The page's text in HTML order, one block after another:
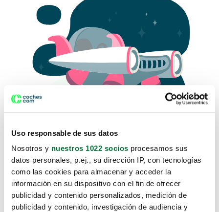
Uso responsable de sus datos
Nosotros y nuestros 1022 socios procesamos sus
datos personales, p.ej., su dirección IP, con tecnologías
como las cookies para almacenar y acceder la
información en su dispositivo con el fin de ofrecer
publicidad y contenido personalizados, medición de
publicidad y contenido, investigación de audiencia y
Lo sentimos, no sabemos como
te hemos traido hasta aquí.